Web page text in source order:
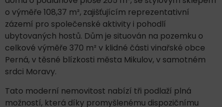
o výměře 108,37 m², zajišťujícím reprezentativní
zázemí pro společenské aktivity i pohodlí
ubytovaných hostů. Dům je situován na pozemku o
celkové výměře 370 m² v klidné části vinařské obce
Perná, v těsné blízkosti města Mikulov, v samotném
srdci Moravy.
Tato moderní nemovitost nabízí tři podlaží plná
možností, která díky promyšlenému dispozičnímu